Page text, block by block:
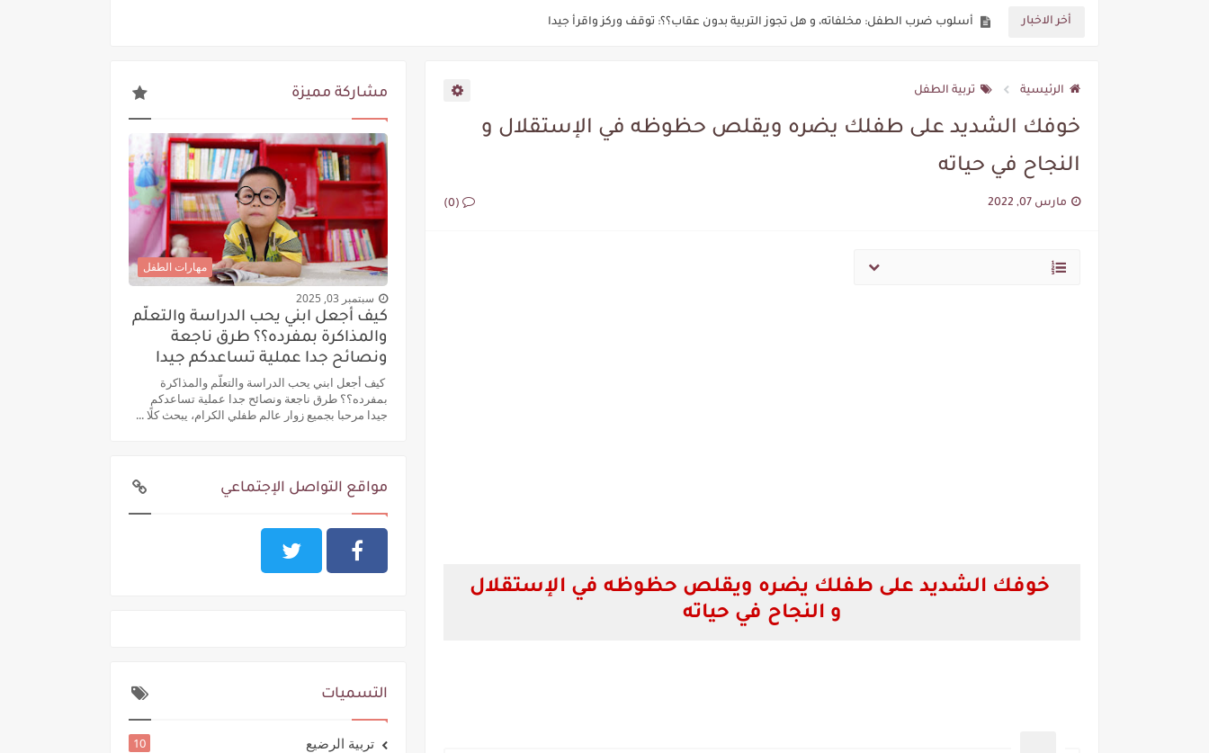
أخر الاخبار
الكلام البذيء والألفاظ السيئة عند طفلي: طريقة بسيطة وفعالة لتجنب هذا السلوك
أهم استراتيجيات غرس الثقة بالنفس في طفلي: خطوات وتوجيهات جدا ناجعة
التشاجر المزعج بين الإخوة: أبرز الأسباب، وأهمية دور الأبوين البالغ جدا في خلق الحلول لتهدئتهم
العملية التربوية هي رسالة نبيلة تحتاج منا للبحث عن المعرفة والتعلم: نصائح وتوجيهات جدا مهمة ومجدية لتربية الطفل وحسن التعامل معه:
الرئيسية تربية الطفل
خوفك الشديد على طفلك يضره ويقلص حظوظه في الإستقلال و
النجاح في حياته
مارس 07, 2022 (0)
خوفك الشديد على طفلك يضره ويقلص حظوظه في الإستقلال
و النجاح في حياته
مشاركة مميزة
مهارات الطفل
سبتمبر 03, 2025
كيف أجعل ابني يحب الدراسة والتعلّم
والمذاكرة بمفرده؟؟ طرق ناجعة
ونصائح جدا عملية تساعدكم جيدا
كيف أجعل ابني يحب الدراسة والتعلّم والمذاكرة
بمفرده؟؟ طرق ناجعة ونصائح جدا عملية تساعدكم
جيدا مرحبا بجميع زوار عالم طفلي الكرام، يبحث كلًا ...
مواقع التواصل الإجتماعي
التسميات
تربية الرضيع 10